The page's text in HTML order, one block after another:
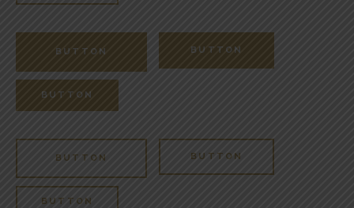
BUTTON BUTTON
BUTTON
BUTTON BUTTON
BUTTON